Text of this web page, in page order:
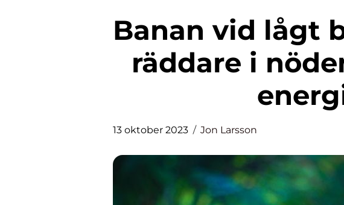
Banan vid lågt blodsocker – En
räddare i
13 oktober 2023 Jon Larsson